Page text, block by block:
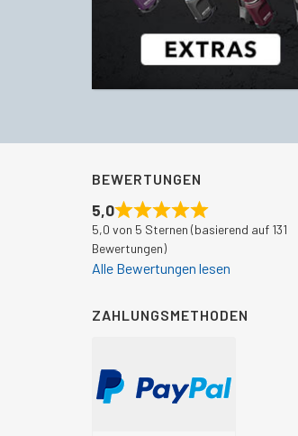
BEWERTUNGEN
5,0
5,0 von 5 Sternen (basierend auf 131
Bewertungen)
Alle Bewertungen lesen
ZAHLUNGSMETHODEN